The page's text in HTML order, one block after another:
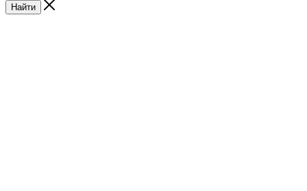
Найти